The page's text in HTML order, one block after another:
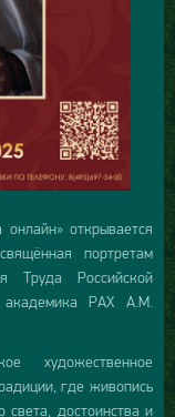
открывается
портретам
Труда Российской
академика РАХ А.М.
художественное
где живопись
света, достоинства и